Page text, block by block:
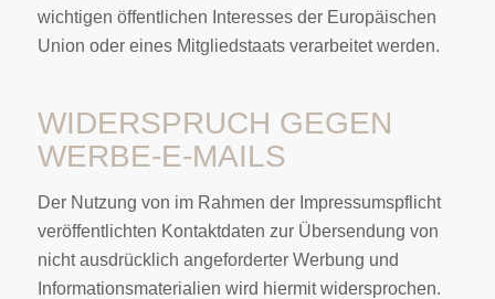
wichtigen öffentlichen Interesses der Europäischen
Union oder eines Mitgliedstaats verarbeitet werden.
WIDERSPRUCH GEGEN
WERBE-E-MAILS
Der Nutzung von im Rahmen der Impressumspflicht
veröffentlichten Kontaktdaten zur Übersendung von
nicht ausdrücklich angeforderter Werbung und
Informationsmaterialien wird hiermit widersprochen.